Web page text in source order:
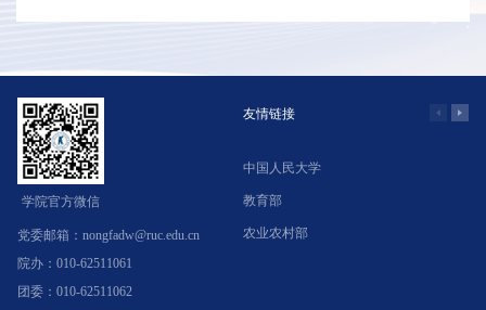
学院官方微信
党委邮箱：nongfadw@ruc.edu.cn
院办：010-62511061
团委：010-62511062
友情链接
中国人民大学
教育部
农业农村部